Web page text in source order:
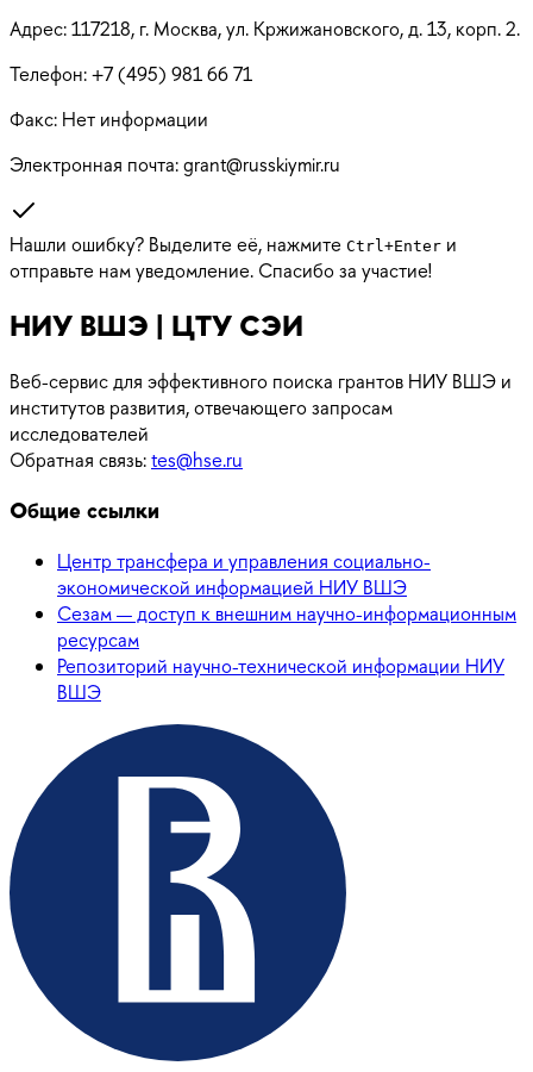
Адрес:117218, г. Москва, ул. Кржижановского, д. 13, корп. 2.
Телефон:+7 (495) 981 66 71
Факс: Нет информации
Электронная почта:grant@russkiymir.ru
Нашли ошибку? Выделите её, нажмите Ctrl +Enter и
отправьте нам уведомление. Спасибо за участие!
НИУ ВШЭ | ЦТУ СЭИ
Веб-сервис для эффективного поиска грантов НИУ ВШЭ и
институтов развития, отвечающего запросам
исследователей
Обратная связь:tes@hse.ru
Общие ссылки
Центр трансфера и управления социально-
экономической информацией НИУ ВШЭ
Сезам — доступ к внешним научно-информационным
ресурсам
Репозиторий научно-технической информации НИУ
ВШЭ